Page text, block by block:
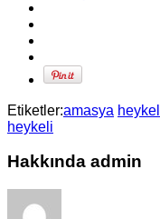
Etiketler:amasya heykel
heykeli
Hakkında admin